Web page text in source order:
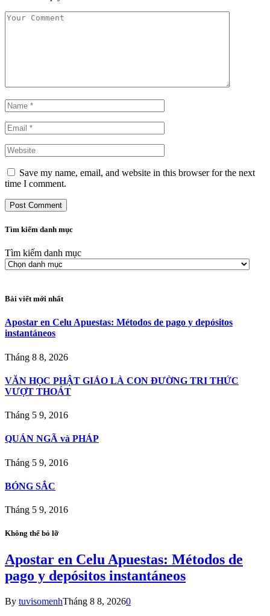
Save my name, email, and website in this browser for the next
time I comment.
Tìm kiếm danh mục
Tìm kiếm danh mục
Bài viết mới nhất
Apostar en Celu Apuestas: Métodos de pago y depósitos
instantáneos
Tháng 8 8, 2026
VĂN HỌC PHẬT GIÁO LÀ CON ÐƯỜNG TRI THỨC
VƯỢT THOÁT
Tháng 5 9, 2016
QUÁN NGÃ và PHÁP
Tháng 5 9, 2016
BÓNG SẮC
Tháng 5 9, 2016
Không thể bỏ lỡ
Apostar en Celu Apuestas: Métodos de
pago y depósitos instantáneos
By tuvisomenhTháng 8 8, 20260